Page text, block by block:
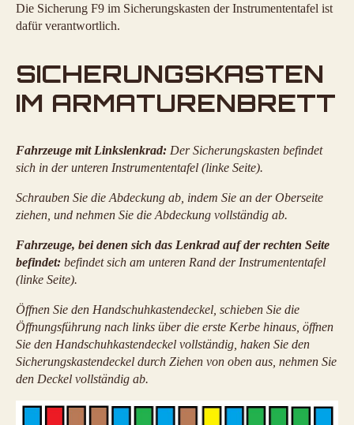
Die Sicherung F9 im Sicherungskasten der Instrumententafel ist
dafür verantwortlich.
SICHERUNGSKASTEN
IM ARMATURENBRETT
Fahrzeuge mit Linkslenkrad: Der Sicherungskasten befindet
sich in der unteren Instrumententafel (linke Seite).
Schrauben Sie die Abdeckung ab, indem Sie an der Oberseite
ziehen, und nehmen Sie die Abdeckung vollständig ab.
Fahrzeuge, bei denen sich das Lenkrad auf der rechten Seite
befindet: befindet sich am unteren Rand der Instrumententafel
(linke Seite).
Öffnen Sie den Handschuhkastendeckel, schieben Sie die
Öffnungsführung nach links über die erste Kerbe hinaus, öffnen
Sie den Handschuhkastendeckel vollständig, haken Sie den
Sicherungskastendeckel durch Ziehen von oben aus, nehmen Sie
den Deckel vollständig ab.